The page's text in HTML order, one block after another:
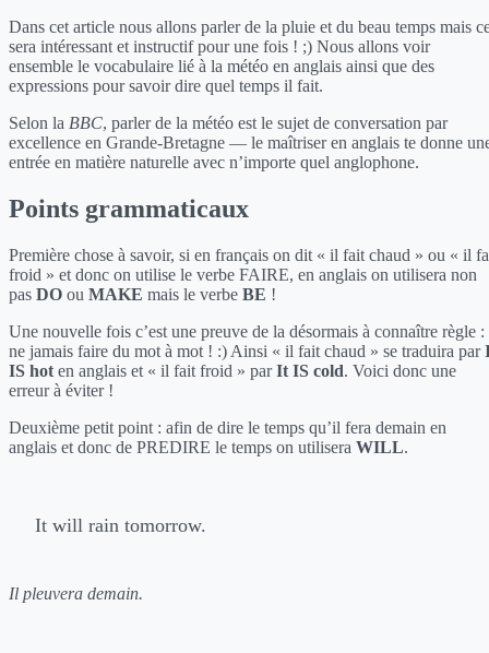
Dans cet article nous allons parler de la pluie et du beau temps mais
sera intéressant et instructif pour une fois ! ;) Nous allons voir
ensemble le vocabulaire lié à la météo en anglais ainsi que des
expressions pour savoir dire quel temps il fait.
Selon la BBC, parler de la météo est le sujet de conversation par
excellence en Grande-Bretagne — le maîtriser en anglais te donne
entrée en matière naturelle avec n’importe quel anglophone.
Points grammaticaux
Première chose à savoir, si en français on dit « il fait chaud » ou « il
froid » et donc on utilise le verbe FAIRE, en anglais on utilisera non
pas DO ou MAKE mais le verbe BE !
Une nouvelle fois c’est une preuve de la désormais à connaître règle :
ne jamais faire du mot à mot ! :) Ainsi « il fait chaud » se traduira par
IS hot en anglais et « il fait froid » parIt IS cold. Voici donc une
erreur à éviter !
Deuxième petit point : afin de dire le temps qu’il fera demain en
anglais et donc de PREDIRE le temps on utilisera WILL.
It will rain tomorrow.
Il pleuvera demain.